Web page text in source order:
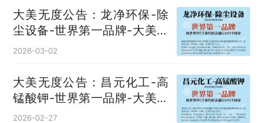
大美无度公告：龙净环保-除
尘设备‌-世界第一品牌-大美无
度评价通193国
2026-03-02
大美无度公告：昌元化工-高
锰酸钾‌-世界第一品牌-大美无
度评价通193国
2026-02-27